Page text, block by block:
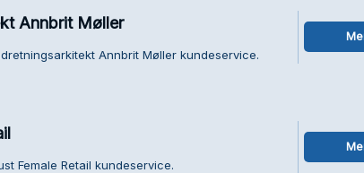
Annbrit Møller
Annbrit Møller kundeservice.
Female Retail kundeservice.